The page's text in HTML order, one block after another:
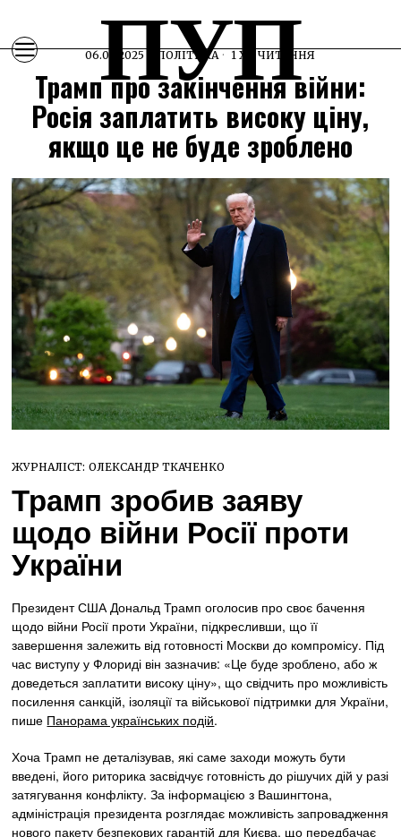
ПУП
06.09.2025 ПОЛІТИКА 1 ХВ ЧИТАННЯ
Трамп про закінчення війни:
Росія заплатить високу ціну,
якщо це не буде зроблено
ЖУРНАЛІСТ: ОЛЕКСАНДР ТКАЧЕНКО
Трамп зробив заяву
щодо війни Росії проти
України
Президент США Дональд Трамп оголосив про своє бачення
щодо війни Росії проти України, підкресливши, що її
завершення залежить від готовності Москви до компромісу. Під
час виступу у Флориді він зазначив: «Це буде зроблено, або ж
доведеться заплатити високу ціну», що свідчить про можливість
посилення санкцій, ізоляції та військової підтримки для України,
пише Панорама українських подій.
Хоча Трамп не деталізував, які саме заходи можуть бути
введені, його риторика засвідчує готовність до рішучих дій у разі
затягування конфлікту. За інформацією з Вашингтона,
адміністрація президента розглядає можливість запровадження
нового пакету безпекових гарантій для Києва, що передбачає